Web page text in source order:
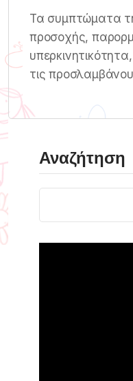
Τα συμπτώματα
προσοχής,
τις
Αναζήτηση